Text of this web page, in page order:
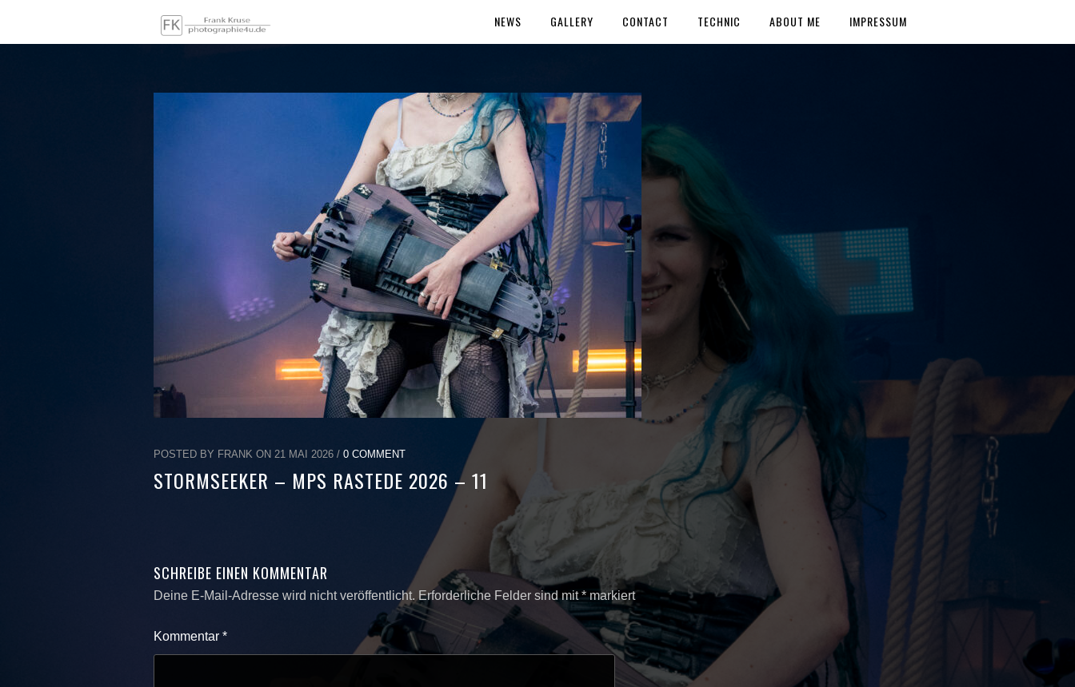
NEWS GALLERY CONTACT TECHNIC ABOUT ME IMPRESSUM
POSTED BY FRANK ON 21 MAI 2026 / 0 COMMENT
STORMSEEKER – MPS RASTEDE 2026 – 11
SCHREIBE EINEN KOMMENTAR
Deine E-Mail-Adresse wird nicht veröffentlicht. Erforderliche Felder sind mit*markiert
Kommentar *